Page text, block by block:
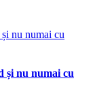
și nu numai cu